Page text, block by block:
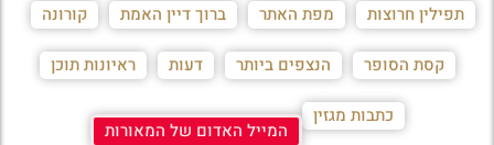
תפילין חרוצות מפת האתר ברוך דיין האמת קורונה
קסת הסופר הנצפים ביותר דעות ראיונות תוכן
כתבות מגזין
המייל האדום של המאורות